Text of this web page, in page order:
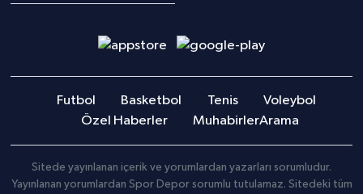
Futbol Basketbol Tenis
Voleybol
Özel Haberler
MuhabirlerArama
Sitede yayınlanan içerik ve yorumlardan yazarları sorumludur.
Yayınlanan yorumlardan Spor Depor sorumlu tutulamaz. Sitedeki tüm